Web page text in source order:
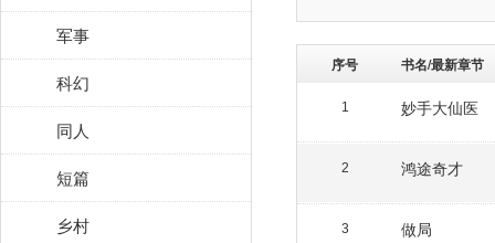
军事
科幻
同人
短篇
乡村
序号 书名/最新章节
1 妙手大仙医
2 鸿途奇才
3 做局